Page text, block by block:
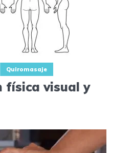
Quiromasaje
física visual y